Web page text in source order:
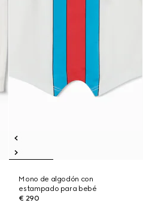
Mono de algodón con
estampado para bebé
€ 290